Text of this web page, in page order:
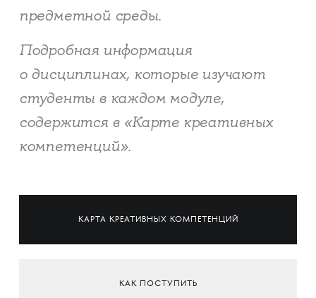
предметной среды.
Подробная информация
о дисциплинах, которые изучают
студенты в каждом модуле,
содержится в «Карте креативных
компетенций».
КАРТА КРЕАТИВНЫХ КОМПЕТЕНЦИЙ
КАК ПОСТУПИТЬ